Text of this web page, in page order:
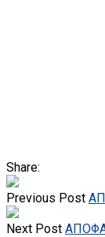
Share:
Previous Post
Next Post